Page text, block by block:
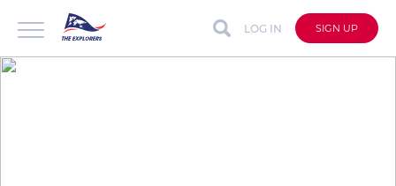
LOG IN SIGN UP